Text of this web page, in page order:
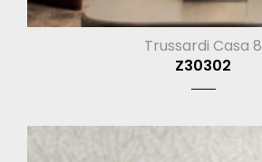
Trussardi Casa 8
Z30302